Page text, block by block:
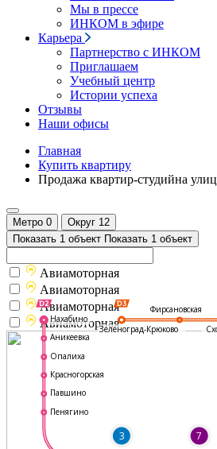
Мы в прессе
ИНКОМ в эфире
Карьера
Партнерство с ИНКОМ
Приглашаем
Учебный центр
Истории успеха
Отзывы
Наши офисы
Главная
Купить квартиру
Продажа квартир-студийна
Метро 0 Округ 12
Показать 1 объект Показать 1 объект
3 7
Фирсановская
Нахабино
Аникеевка
Опалиха
Красногорская
Павшино
Пенягино
Зеленоград-Крюково
Авиамоторная
Авиамоторная
Авиамоторная
Авиамоторная